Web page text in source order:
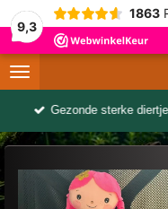
9,3
1863
Gezonde sterke